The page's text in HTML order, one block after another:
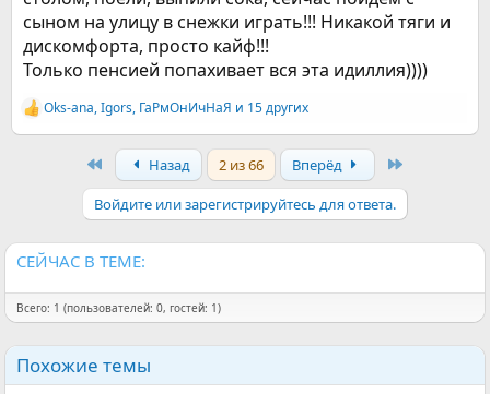
сыном на улицу в снежки играть!!! Никакой тяги и
дискомфорта, просто кайф!!!
Только пенсией попахивает вся эта идиллия))))
Р
е
Oks-ana,Igors, ГаРмОнИчНаЯ и 15 других
Назад 2 из 66 Вперёд
Войдите или зарегистрируйтесь для ответа.
СЕЙЧАС В ТЕМЕ:
Всего: 1 (пользователей: 0, гостей: 1)
Похожие темы